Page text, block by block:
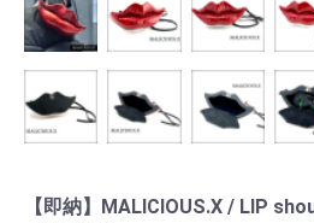
【即納】MALICIOUS.X / LIP